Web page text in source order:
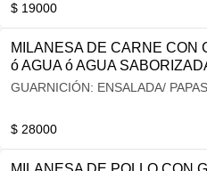
$ 19000
MILANESA DE CARNE CON
ó AGUA ó AGUA
GUARNICIÓN: ENSALADA/
$ 28000